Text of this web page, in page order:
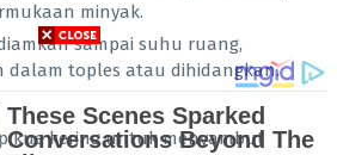
minyak.
sampai suhu ruang,
dalam toples atau dihidangkan.
kue kering untuk menyambut